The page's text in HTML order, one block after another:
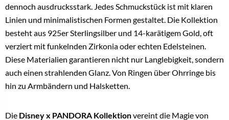
dennoch ausdrucksstark. Jedes Schmuckstück ist mit klaren
Linien und minimalistischen Formen gestaltet. Die Kollektion
besteht aus 925er Sterlingsilber und 14-karätigem Gold, oft
verziert mit funkelnden Zirkonia oder echten Edelsteinen.
Diese Materialien garantieren nicht nur Langlebigkeit, sondern
auch einen strahlenden Glanz. Von Ringen über Ohrringe bis
hin zu Armbändern und Halsketten.
Die Disney x PANDORA Kollektionvereint die Magie von